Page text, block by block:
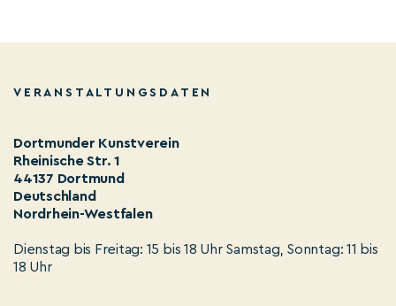
VERANSTALTUNGSDATEN
Dortmunder Kunstverein
Rheinische Str. 1
44137 Dortmund
Deutschland
Nordrhein-Westfalen
Dienstag bis Freitag: 15 bis 18 Uhr Samstag, Sonntag: 11 bis
18 Uhr